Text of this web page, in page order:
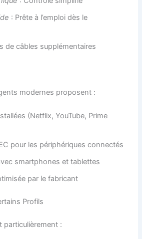
: Prête à l’emploi dès le
de câbles supplémentaires
modernes proposent :
(Netflix, YouTube, Prime
pour les périphériques connectés
smartphones et tablettes
par le fabricant
Profils
particulièrement :